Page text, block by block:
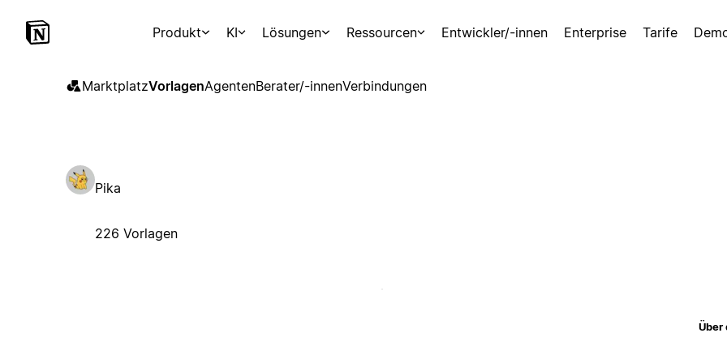
Produkt KI Lösungen Ressourcen Entwickler/-innen Enterprise Tarife
MarktplatzVorlagenAgentenBerater/-innenVerbindungen
Pika
226 Vorlagen
Über